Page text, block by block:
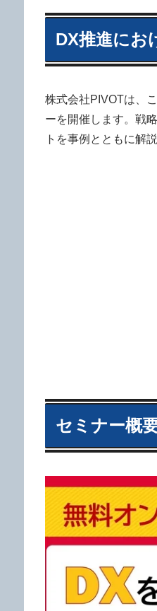
DX推進にお
株式会社PIVOTは、
ーを開催します。戦
トを事例とともに解
セミナー概